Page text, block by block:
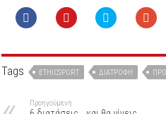
Tags ETHICSPORT ΔΙΑΤΡΟΦΉ
Προηγούμενη